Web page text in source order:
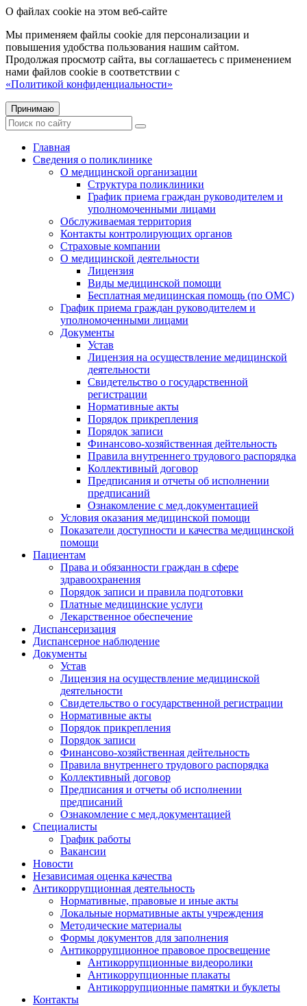
О файлах cookie на этом веб-сайте
Мы применяем файлы cookie для персонализации и
повышения удобства пользования нашим сайтом.
Продолжая просмотр сайта, вы соглашаетесь с применением
нами файлов cookie в соответствии с
«Политикой конфиденциальности»
Принимаю
Главная
Сведения о поликлинике
О медицинской организации
Структура поликлиники
График приема граждан руководителем и
уполномоченными лицами
Обслуживаемая территория
Контакты контролирующих органов
Страховые компании
О медицинской деятельности
Лицензия
Виды медицинской помощи
Бесплатная медицинская помощь (по ОМС)
График приема граждан руководителем и
уполномоченными лицами
Документы
Устав
Лицензия на осуществление медицинской
деятельности
Свидетельство о государственной
регистрации
Нормативные акты
Порядок прикрепления
Порядок записи
Финансово-хозяйственная дейтельность
Правила внутреннего трудового распорядка
Коллективный договор
Предписания и отчеты об исполнении
предписаний
Ознакомление с мед.документацией
Условия оказания медицинской помощи
Показатели доступности и качества медицинской
помощи
Пациентам
Права и обязанности граждан в сфере
здравоохранения
Порядок записи и правила подготовки
Платные медицинские услуги
Лекарственное обеспечение
Диспансеризация
Диспансерное наблюдение
Документы
Устав
Лицензия на осуществление медицинской
деятельности
Свидетельство о государственной регистрации
Нормативные акты
Порядок прикрепления
Порядок записи
Финансово-хозяйственная дейтельность
Правила внутреннего трудового распорядка
Коллективный договор
Предписания и отчеты об исполнении
предписаний
Ознакомление с мед.документацией
Специалисты
График работы
Вакансии
Новости
Независимая оценка качества
Антикоррупционная деятельность
Нормативные, правовые и иные акты
Локальные нормативные акты учреждения
Методические материалы
Формы документов для заполнения
Антикоррупционное правовое просвещение
Антикоррупционные видеоролики
Антикоррупционные плакаты
Антикоррупционные памятки и буклеты
Контакты